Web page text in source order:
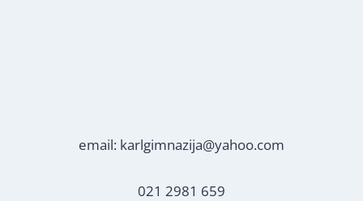
email: karlgimnazija@yahoo.com
021 2981 659